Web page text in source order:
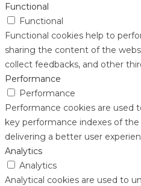
Functional
Functional
Functional cookies help to
sharing the content of the
collect feedbacks, and other
Performance
Performance
Performance cookies are used
key performance indexes of
delivering a better user
Analytics
Analytics
Analytical cookies are used to